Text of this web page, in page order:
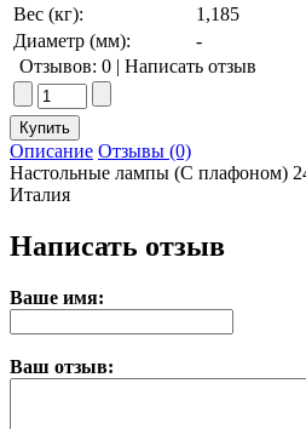
Вес (кг):
1,185
Диаметр (мм):
-
Отзывов: 0 | Написать отзыв
Описание Отзывы (0)
Настольные лампы (С плафоном)
Италия
Написать отзыв
Ваше имя:
Ваш отзыв: